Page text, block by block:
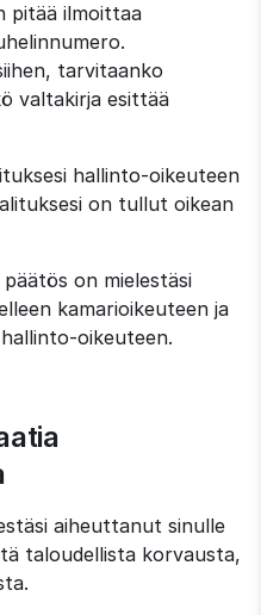
pitää ilmoittaa
tarvitaanko
valtakirja esittää
hallinto-oikeuteen
on tullut oikean
on mielestäsi
kamarioikeuteen ja
oikeuteen.
aiheuttanut sinulle
taloudellista korvausta,